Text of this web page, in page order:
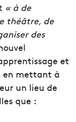
« à de
théâtre, de
des
et
en mettant à
un lieu de
que :